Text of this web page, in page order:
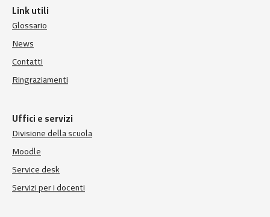
Link utili
Glossario
News
Contatti
Ringraziamenti
Uffici e servizi
Divisione della scuola
Moodle
Service desk
Servizi per i docenti